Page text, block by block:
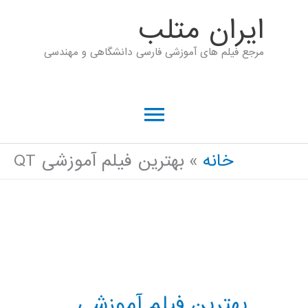
ايران متلب
مرجع فیلم های آموزشی فارسی دانشگاهی و مهندسی
فهرست
اصلی
خانه بهترین فیلم آموزشی QT